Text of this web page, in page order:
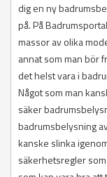
dig en ny
på. På
massor av olika
annat som man bör
det helst vara i
Något som man
säker
badrumsbelysning
kanske slinka
säkerhetsregler